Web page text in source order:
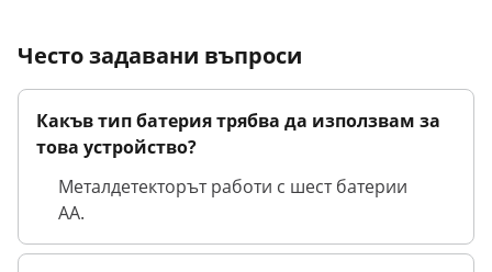
Често задавани въпроси
Какъв тип батерия трябва да използвам за
това устройство?
Металдетекторът работи с шест батерии
АА.